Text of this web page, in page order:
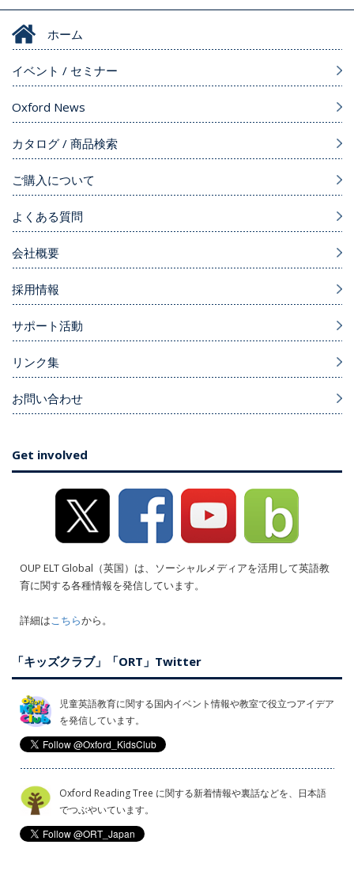
ホーム
イベント / セミナー
Oxford News
カタログ / 商品検索
ご購入について
よくある質問
会社概要
採用情報
サポート活動
リンク集
お問い合わせ
Get involved
OUP ELT Global（英国）は、ソーシャルメディアを活用して英語教
育に関する各種情報を発信しています。
詳細はこちらから。
「キッズクラブ」「ORT」Twitter
児童英語教育に関する国内イベント情報や教室で役立つアイデア
を発信しています。
Oxford Reading Tree に関する新着情報や裏話などを、日本語
でつぶやいています。